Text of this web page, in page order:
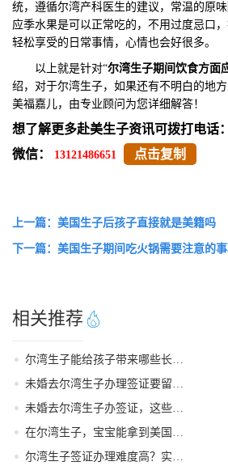
统，遵循尔湾产科医生的建议，常温的原
应季水果是可以正常吃的，不用过度忌口
轻松享受的日常事情，心情也会好很多。
以上就是针对“尔湾生子期间饮食方面
绍，对于尔湾生子，如果还有不明白的地
美福嘉儿，由专业顾问为您详细解答！
想了解更多赴美生子资讯可拨打电话：
微信：
13121486651 点击复制
上一篇：美国生子后孩子直接就是美籍吗
下一篇：美国生子期间吃火锅需要注意的
相关推荐
尔湾生子能给孩子带来哪些长期红利
未婚去尔湾生子办理签证要留意的细节
未婚去尔湾生子办签证，这些核心要点需牢记
在尔湾生子，宝宝能拿到美国国籍吗
尔湾生子签证办理难度高？实用破局指南来了